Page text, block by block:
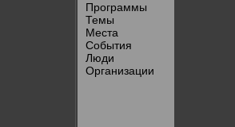
Программы
Темы
Места
События
Люди
Организации